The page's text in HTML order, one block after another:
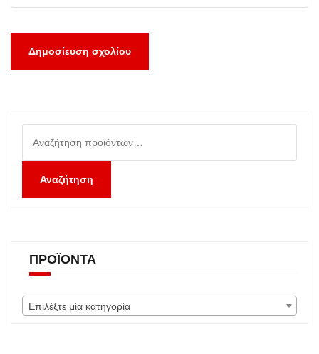
για:
Αναζήτηση
ΠΡΟΪΌΝΤΑ
Επιλέξτε μία κατηγορία